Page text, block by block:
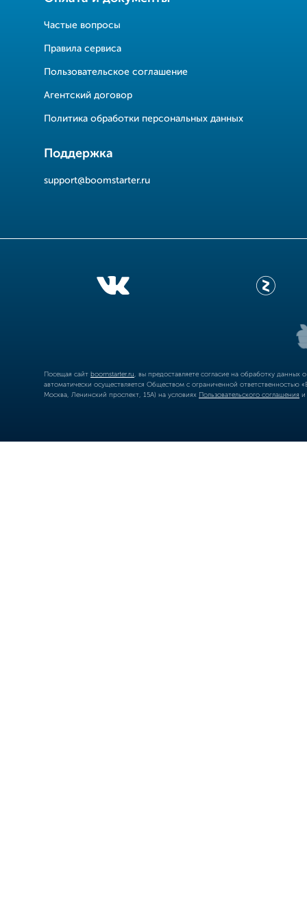
Частые вопросы
Правила сервиса
Пользовательское соглашение
Агентский договор
Политика обработки персональных данных
Поддержка
support@boomstarter.ru
Посещая сайт boomstarter.ru , вы предоставляете согласие на обработку
автоматически осуществляется Обществом с ограниченной
Москва, Ленинский проспект, 15А) на условиях Пользовательского соглашения и